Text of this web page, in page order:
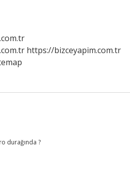
https://bizceyapim.com.tr
durağında ?